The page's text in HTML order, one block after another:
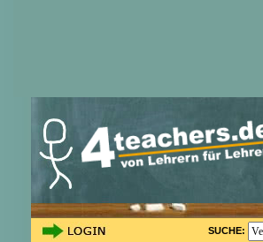
SUCHE: